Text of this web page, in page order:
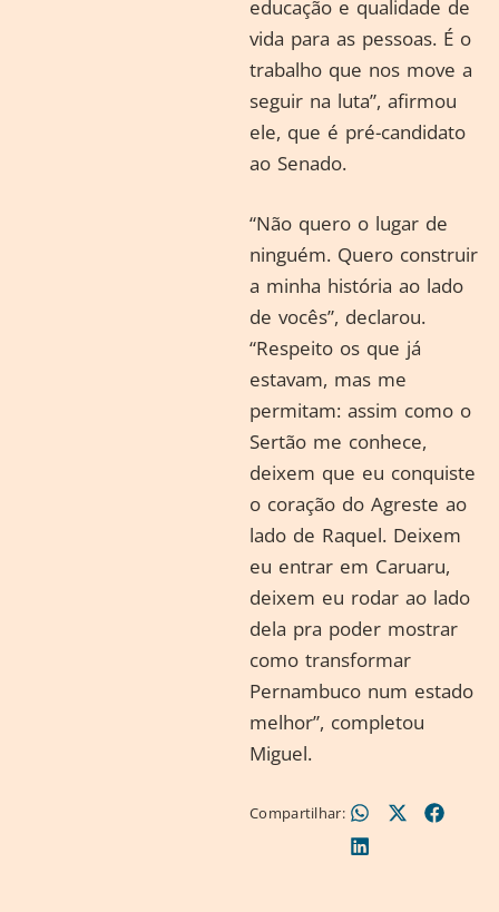
educação e qualidade de
vida para as pessoas. É o
trabalho que nos move a
seguir na luta”, afirmou
ele, que é pré-candidato
ao Senado.
“Não quero o lugar de
ninguém. Quero construir
a minha história ao lado
de vocês”, declarou.
“Respeito os que já
estavam, mas me
permitam: assim como o
Sertão me conhece,
deixem que eu conquiste
o coração do Agreste ao
lado de Raquel. Deixem
eu entrar em Caruaru,
deixem eu rodar ao lado
dela pra poder mostrar
como transformar
Pernambuco num estado
melhor”, completou
Miguel.
Compartilhar: